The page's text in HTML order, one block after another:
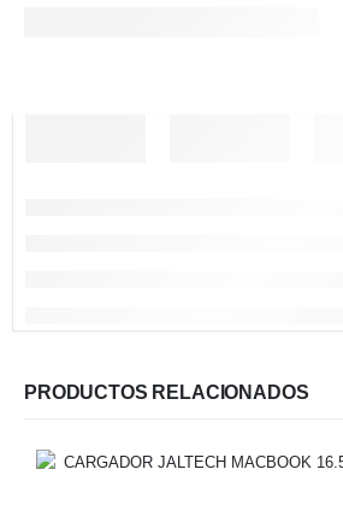
PRODUCTOS RELACIONADOS